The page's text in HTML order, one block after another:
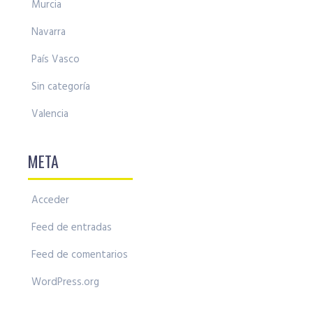
Murcia
Navarra
País Vasco
Sin categoría
Valencia
META
Acceder
Feed de entradas
Feed de comentarios
WordPress.org